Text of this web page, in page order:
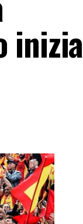
inizia